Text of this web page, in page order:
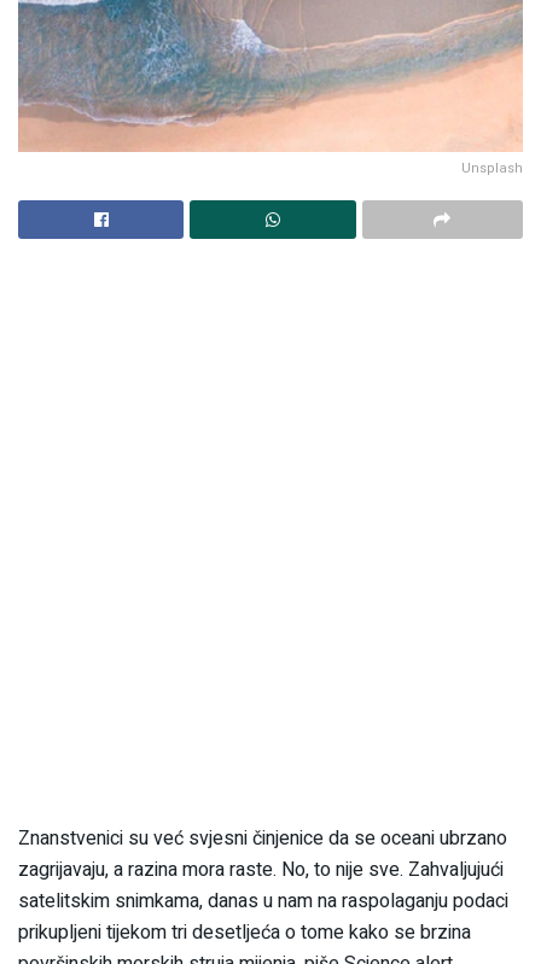
Unsplash
Znanstvenici su već svjesni činjenice da se oceani ubrzano
zagrijavaju, a razina mora raste. No, to nije sve. Zahvaljujući
satelitskim snimkama, danas u nam na raspolaganju podaci
prikupljeni tijekom tri desetljeća o tome kako se brzina